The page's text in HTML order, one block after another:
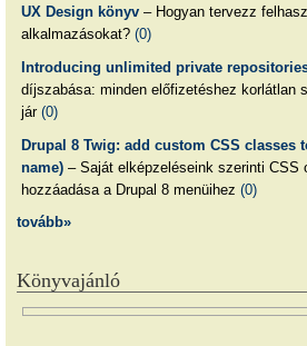
UX Design könyv– Hogyan tervezz
alkalmazásokat? (0)
Introducing unlimited private
díjszabása: minden előfizetéshez korlátlan
jár (0)
Drupal 8 Twig: add custom CSS classes
name)– Saját elképzeléseink szerinti CSS
hozzáadása a Drupal 8 menüihez (0)
tovább»
Könyvajánló